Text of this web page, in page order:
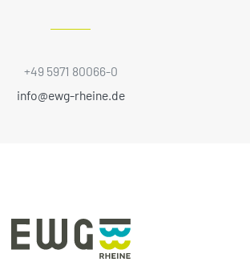
+49 5971 80066-0
info@ewg-rheine.de